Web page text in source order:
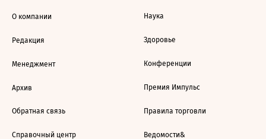
О компании
Редакция
Менеджмент
Архив
Обратная связь
Справочный центр
Наука
Здоровье
Конференции
Премия Импульс
Правила торговли
Ведомости&